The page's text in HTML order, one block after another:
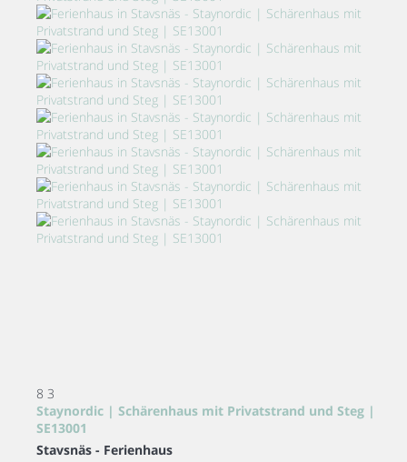
8 3
Staynordic | Schärenhaus mit Privatstrand und Steg |
SE13001
Stavsnäs - Ferienhaus